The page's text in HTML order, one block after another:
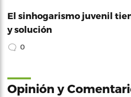
El sinhogarismo juvenil
y solución
0
Opinión y